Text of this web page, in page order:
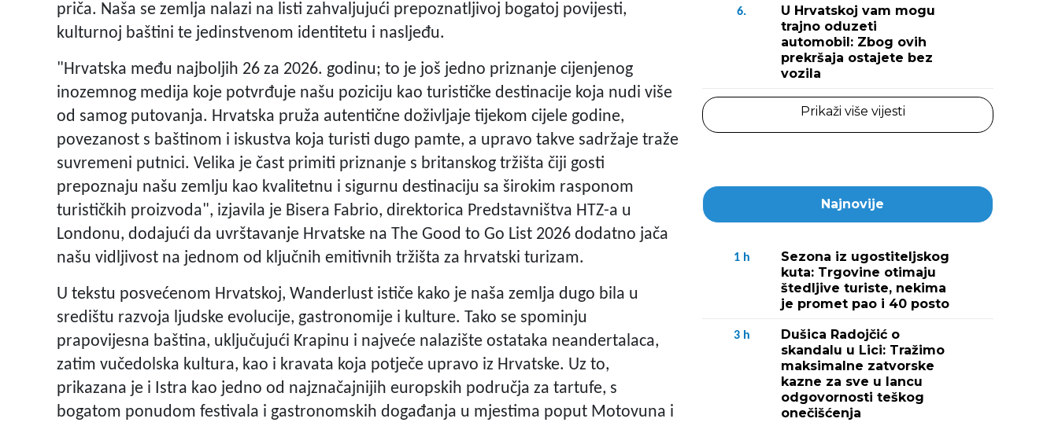
priča. Naša se zemlja nalazi na listi zahvaljujući prepoznatljivoj bogatoj povijesti,
kulturnoj baštini te jedinstvenom identitetu i nasljeđu.
"Hrvatska među najboljih 26 za 2026. godinu; to je još jedno priznanje cijenjenog
inozemnog medija koje potvrđuje našu poziciju kao turističke destinacije koja nudi više
od samog putovanja. Hrvatska pruža autentične doživljaje tijekom cijele godine,
povezanost s baštinom i iskustva koja turisti dugo pamte, a upravo takve sadržaje traže
suvremeni putnici. Velika je čast primiti priznanje s britanskog tržišta čiji gosti
prepoznaju našu zemlju kao kvalitetnu i sigurnu destinaciju sa širokim rasponom
turističkih proizvoda", izjavila je Bisera Fabrio, direktorica Predstavništva HTZ-a u
Londonu, dodajući da uvrštavanje Hrvatske na The Good to Go List 2026 dodatno jača
našu vidljivost na jednom od ključnih emitivnih tržišta za hrvatski turizam.
U tekstu posvećenom Hrvatskoj, Wanderlust ističe kako je naša zemlja dugo bila u
središtu razvoja ljudske evolucije, gastronomije i kulture. Tako se spominju
prapovijesna baština, uključujući Krapinu i najveće nalazište ostataka neandertalaca,
zatim vučedolska kultura, kao i kravata koja potječe upravo iz Hrvatske. Uz to,
prikazana je i Istra kao jedno od najznačajnijih europskih područja za tartufe, s
bogatom ponudom festivala i gastronomskih događanja u mjestima poput Motovuna i
6.
U Hrvatskoj vam mogu
trajno oduzeti
automobil: Zbog ovih
prekršaja ostajete bez
vozila
Prikaži više vijesti
Najnovije
1 h
Sezona iz ugostiteljskog
kuta: Trgovine otimaju
štedljive turiste, nekima
je promet pao i 40 posto
3 h
Dušica Radojčić o
skandalu u Lici: Tražimo
maksimalne zatvorske
kazne za sve u lancu
odgovornosti teškog
onečišćenja